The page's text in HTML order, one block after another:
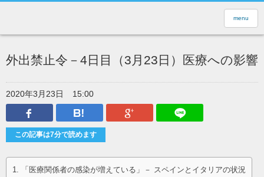
menu
外出禁止令－4日目（3月23日）医療への影響
2020年3月23日
15:00
Facebook
はてなブックマークGoogle Plus
この記事は7分で読めます
「医療関係者の感染が増えている」－ スペインとイタリアの状況